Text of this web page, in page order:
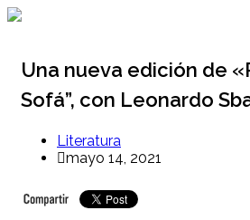
Ir
Una nueva edición de
Sofá”, con Leonardo
Literatura
mayo 14, 2021